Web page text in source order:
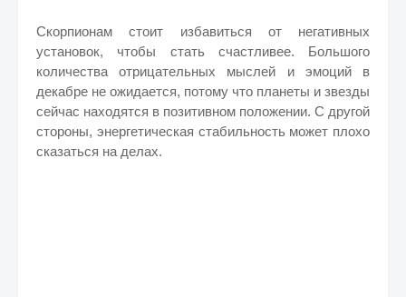
Скорпионам стоит избавиться от негативных
установок, чтобы стать счастливее. Большого
количества отрицательных мыслей и эмоций в
декабре не ожидается, потому что планеты и звезды
сейчас находятся в позитивном положении. С другой
стороны, энергетическая стабильность может плохо
сказаться на делах.